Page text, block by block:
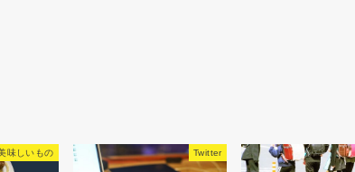
味しいもの Twitter